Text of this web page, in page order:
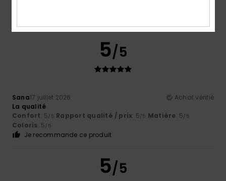
5/5
Sana17 juillet 2026
Achat vérifié
La qualité
Confort: 5/5 Rapport qualité / prix: 5/5 Matière: 5/5
Coloris: 5/5
Je recommande ce produit
5/5